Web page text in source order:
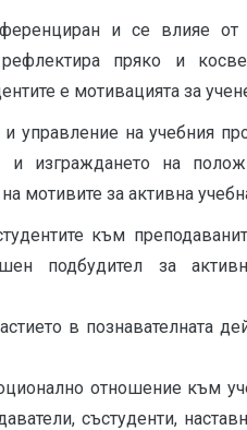
и се влияе от
рефлектира пряко и
е мотивацията за
управление на учебния
и изграждането на
мотивите за активна
към
подбудител за
в познавателната
отношение към
състуденти,